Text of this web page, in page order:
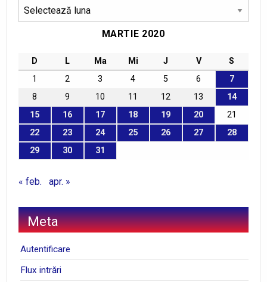
Arhive
MARTIE 2020
D L Ma Mi J V
S
1
2 3 4 5 6
7
8
9 10 11 12 13
14
15
16 17 18 19 20
21
22
23 24 25 26 27
28
29
30 31
« feb. apr. »
Meta
Autentificare
Flux intrări